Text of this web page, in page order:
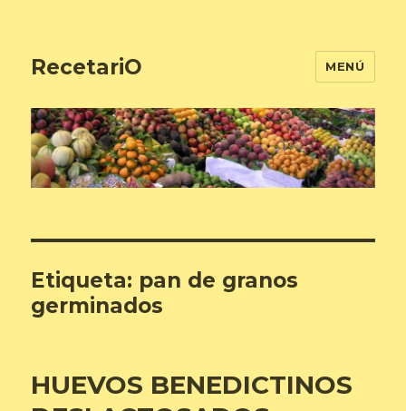
RecetariO MENÚ
Etiqueta: pan de granos
germinados
HUEVOS BENEDICTINOS